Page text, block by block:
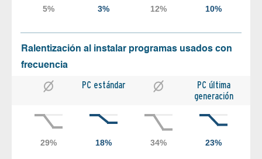
Ralentización al instalar programas usados con
frecuencia
PC estándar
PC última
generación